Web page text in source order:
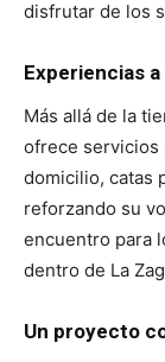
disfrutar de los
Experiencias
Más allá de la
ofrece servicios
domicilio, catas
reforzando su
encuentro para
dentro de La
Un proyecto